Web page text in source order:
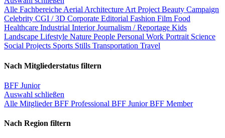
Alle Fachbereiche Aerial Architecture Art Project Beauty Campaign
Celebrity CGI / 3D Corporate Editorial Fashion Film Food
Healthcare Industrial InteriorJournalism / Reportage Kids
Landscape Lifestyle Nature People Personal Work Portrait Science
Social Projects Sports Stills Transportation Travel
Nach Mitgliederstatus filtern
BFF Junior
Auswahl schließen
Alle MitgliederBFF Professional BFF JuniorBFF Member
Nach Region filtern